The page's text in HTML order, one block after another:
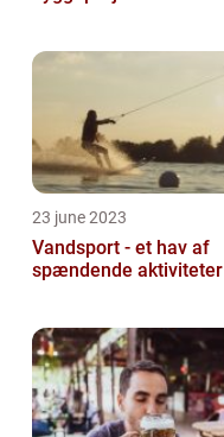
23 june 2023
Vandsport - et hav af
spændende aktiviteter